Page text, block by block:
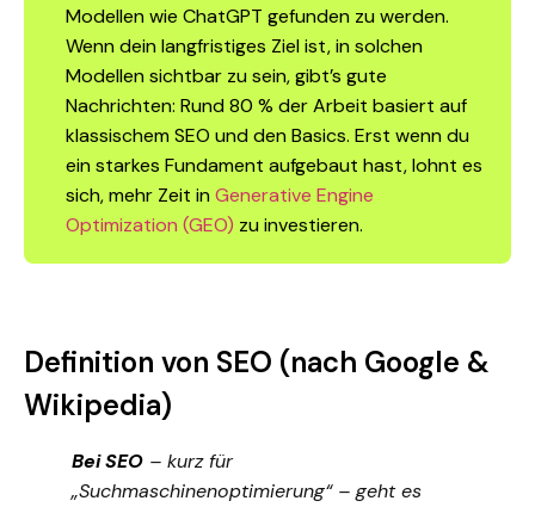
Modellen wie ChatGPT gefunden zu werden.
Wenn dein langfristiges Ziel ist, in solchen
Modellen sichtbar zu sein, gibt’s gute
Nachrichten: Rund 80 % der Arbeit basiert auf
klassischem SEO und den Basics. Erst wenn du
ein starkes Fundament aufgebaut hast, lohnt es
sich, mehr Zeit inGenerative Engine
Optimization (GEO) zu investieren.
Definition von SEO (nach Google &
Wikipedia)
Bei SEO – kurz für
„Suchmaschinenoptimierung“ – geht es